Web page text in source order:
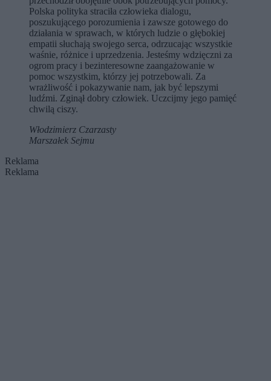
Polska polityka straciła człowieka dialogu,
poszukującego porozumienia i zawsze gotowego do
działania w sprawach, w których ludzie o głębokiej
empatii słuchają swojego serca, odrzucając wszystkie
waśnie, różnice i uprzedzenia. Jesteśmy wdzięczni za
ogrom pracy i bezinteresowne zaangażowanie w
pomoc wszystkim, którzy jej potrzebowali. Za
wrażliwość i pokazywanie nam, jak być lepszymi
ludźmi. Zginął dobry człowiek. Uczcijmy jego pamięć
chwilą ciszy.
Włodzimierz Czarzasty
Marszałek Sejmu
Reklama
Reklama